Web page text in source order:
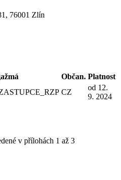
76001 Zlín
Občan. Platnost
CZ
od 12.
9. 2024
v přílohách 1 až 3